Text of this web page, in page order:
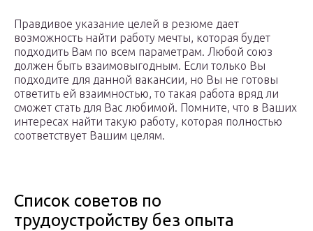
Правдивое указание целей в резюме дает
возможность найти работу мечты, которая будет
подходить Вам по всем параметрам. Любой союз
должен быть взаимовыгодным. Если только Вы
подходите для данной вакансии, но Вы не готовы
ответить ей взаимностью, то такая работа вряд ли
сможет стать для Вас любимой. Помните, что в Ваших
интересах найти такую работу, которая полностью
соответствует Вашим целям.
Список советов по
трудоустройству без опыта